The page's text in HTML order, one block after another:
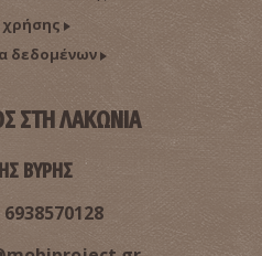
δεδομένων
ΣΤΗ ΛΑΚΩΝΙΑ
ΒΥΡΗΣ
6938570128